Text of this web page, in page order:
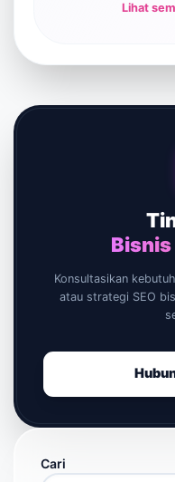
Lihat
Konsultasikan
atau strategi SEO
Cari